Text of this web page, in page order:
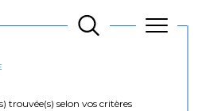
trouvée(s) selon vos critères